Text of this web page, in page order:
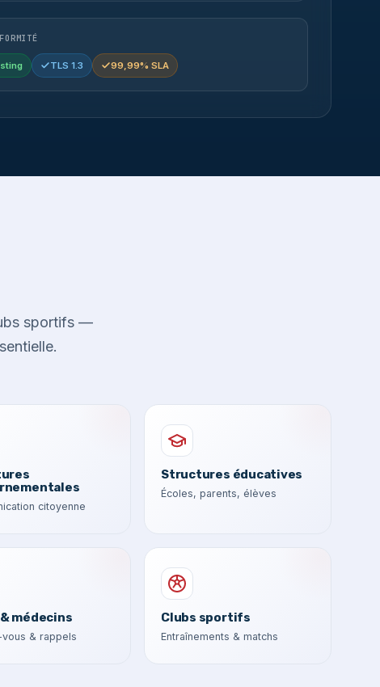
TLS 1.3 99,99% SLA
sportifs —
citoyenne
Structures éducatives
Écoles, parents, élèves
médecins
& rappels
Clubs sportifs
Entraînements & matchs